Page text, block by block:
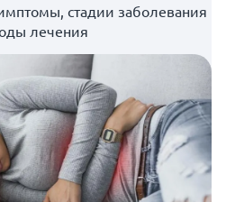
стадии заболевания
лечения